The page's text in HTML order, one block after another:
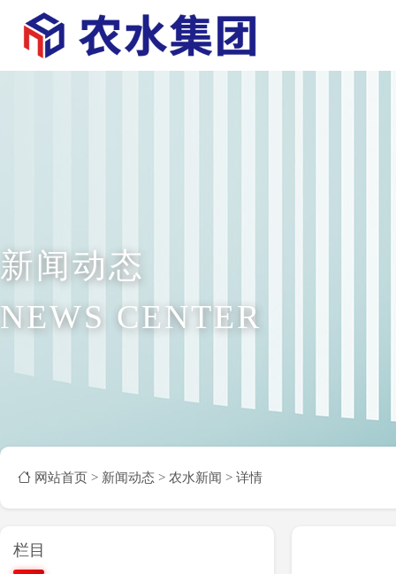
新闻动态
NEWS CENTER
网站首页 > 新闻动态 > 农水新闻 > 详情
栏目